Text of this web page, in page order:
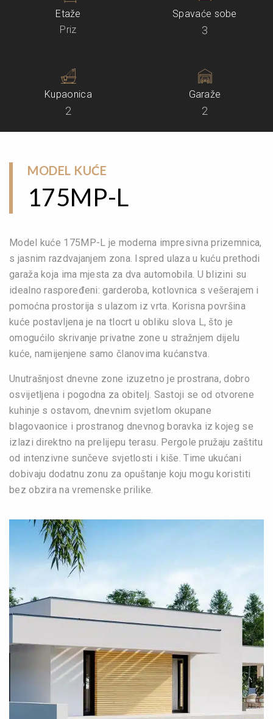
Etaže
Priz
Spavaće sobe
3
Kupaonica
2
Garaže
2
MODEL KUĆE
175MP-L
Model kuće 175MP-L je moderna impresivna prizemnica,
s jasnim razdvajanjem zona. Ispred ulaza u kuću prethodi
garaža koja ima mjesta za dva automobila. U blizini su
idealno raspoređeni: garderoba, kotlovnica s vešerajem i
pomoćna prostorija s ulazom iz vrta. Korisna površina
kuće postavljena je na tlocrt u obliku slova L, što je
omogućilo skrivanje privatne zone u stražnjem dijelu
kuće, namijenjene samo članovima kućanstva.
Unutrašnjost dnevne zone izuzetno je prostrana, dobro
osvijetljena i pogodna za obitelj. Sastoji se od otvorene
kuhinje s ostavom, dnevnim svjetlom okupane
blagovaonice i prostranog dnevnog boravka iz kojeg se
izlazi direktno na prelijepu terasu. Pergole pružaju zaštitu
od intenzivne sunčeve svjetlosti i kiše. Time ukućani
dobivaju dodatnu zonu za opuštanje koju mogu koristiti
bez obzira na vremenske prilike.